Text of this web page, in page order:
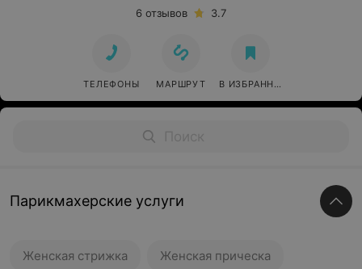
6 отзывов
3.7
ТЕЛЕФОНЫ МАРШРУТ В ИЗБРАННОЕ
Парикмахерские услуги
Женская стрижка Женская прическа